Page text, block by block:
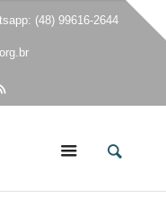
(48) 99616-2644